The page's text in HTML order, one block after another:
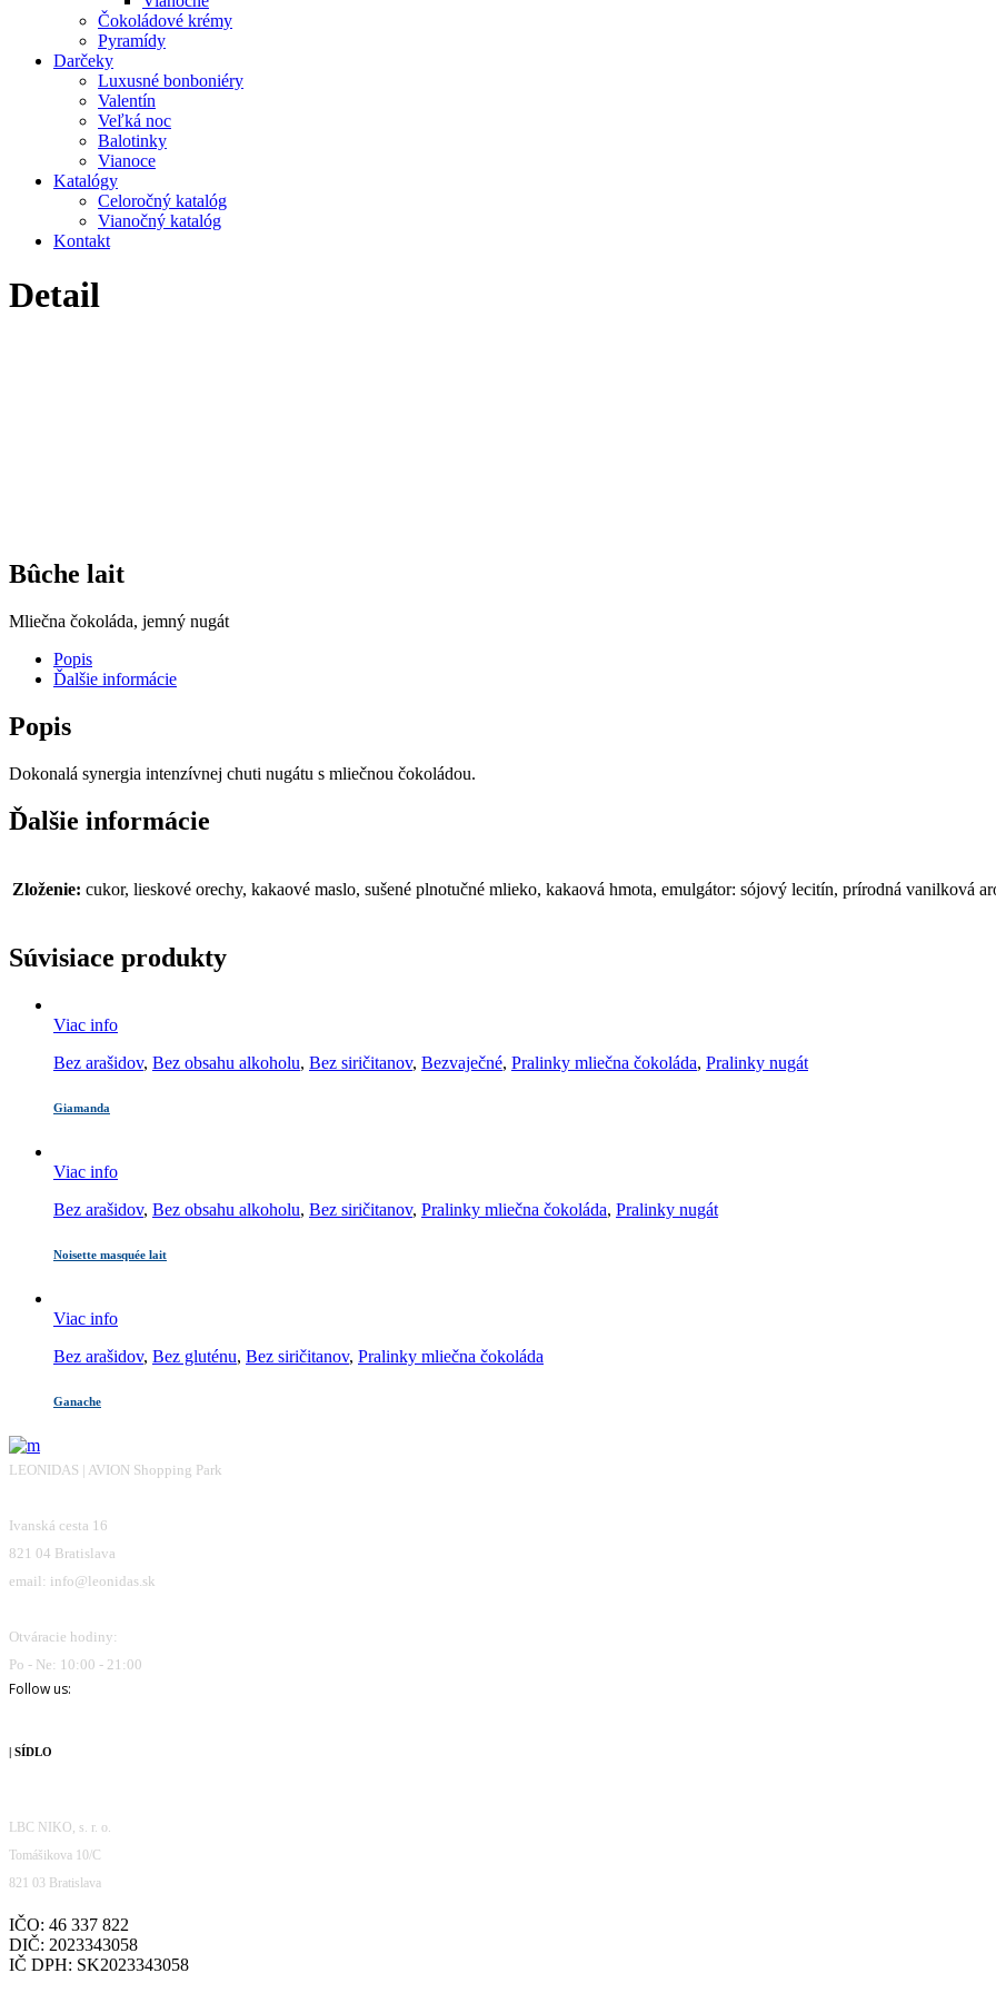
Čokoládové krémy
Pyramídy
Darčeky
Luxusné bonboniéry
Valentín
Veľká noc
Balotinky
Vianoce
Katalógy
Celoročný katalóg
Vianočný katalóg
Kontakt
Detail
Bûche lait
Mliečna čokoláda, jemný nugát
Popis
Ďalšie informácie
Popis
Dokonalá synergia intenzívnej chuti nugátu s mliečnou čokoládou.
Ďalšie informácie
Zloženie: cukor, lieskové orechy, kakaové maslo, sušené plnotučné mlieko, kakaová hmota, emulgátor: sójový lecitín, prírodná vanilková
Súvisiace produkty
Viac info
Bez arašidov, Bez obsahu alkoholu, Bez siričitanov, Bezvaječné, Pralinky mliečna čokoláda, Pralinky nugát
Giamanda
Viac info
Bez arašidov, Bez obsahu alkoholu, Bez siričitanov, Pralinky mliečna čokoláda, Pralinky nugát
Noisette masquée lait
Viac info
Bez arašidov, Bez gluténu, Bez siričitanov, Pralinky mliečna čokoláda
Ganache
LEONIDAS | AVION Shopping Park
Ivanská cesta 16
821 04 Bratislava
email: info@leonidas.sk
Otváracie hodiny:
Po - Ne: 10:00 - 21:00
Follow us:
| SÍDLO
LBC NIKO, s. r. o.
Tomášikova 10/C
821 03 Bratislava
IČO: 46 337 822
DIČ: 2023343058
IČ DPH: SK2023343058